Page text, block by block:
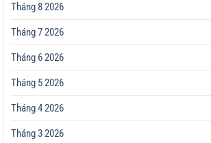
Tháng 8 2026
Tháng 7 2026
Tháng 6 2026
Tháng 5 2026
Tháng 4 2026
Tháng 3 2026